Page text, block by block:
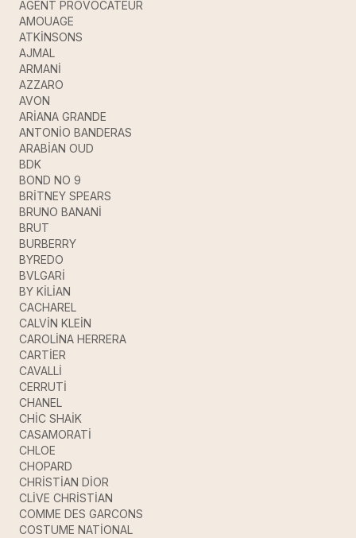
AGENT PROVOCATEUR
AMOUAGE
ATKİNSONS
AJMAL
ARMANİ
AZZARO
AVON
ARİANA GRANDE
ANTONİO BANDERAS
ARABİAN OUD
BDK
BOND NO 9
BRİTNEY SPEARS
BRUNO BANANİ
BRUT
BURBERRY
BYREDO
BVLGARİ
BY KİLİAN
CACHAREL
CALVİN KLEİN
CAROLİNA HERRERA
CARTİER
CAVALLİ
CERRUTİ
CHANEL
CHİC SHAİK
CASAMORATİ
CHLOE
CHOPARD
CHRİSTİAN DİOR
CLİVE CHRİSTİAN
COMME DES GARCONS
COSTUME NATİONAL